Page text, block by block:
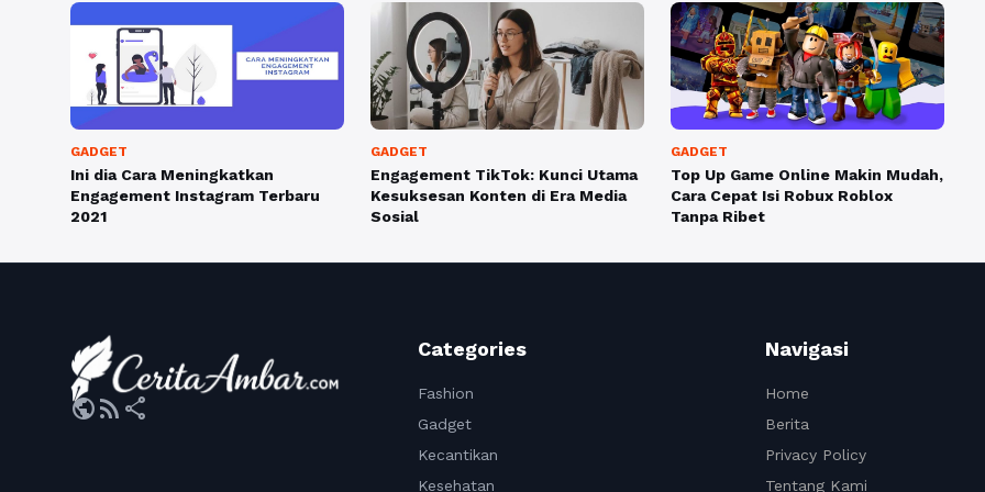
GADGET
Ini dia Cara Meningkatkan
Engagement Instagram Terbaru
2021
GADGET
Engagement TikTok: Kunci Utama
Kesuksesan Konten di Era Media
Sosial
GADGET
Top Up Game Online Makin Mudah,
Cara Cepat Isi Robux Roblox
Tanpa Ribet
publicrss_feed share
Categories
Fashion
Gadget
Kecantikan
Kesehatan
Navigasi
Home
Berita
Privacy Policy
Tentang Kami